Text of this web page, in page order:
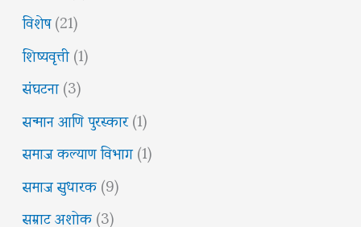
विशेष(21)
शिष्यवृत्ती(1)
संघटना(3)
सन्मान आणि पुरस्कार(1)
समाज कल्याण विभाग(1)
समाज सुधारक(9)
सम्राट अशोक(3)